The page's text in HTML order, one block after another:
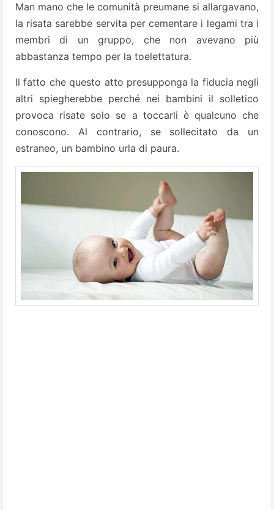
Man mano che le comunità preumane si allargavano,
la risata sarebbe servita per cementare i legami tra i
membri di un gruppo, che non avevano più
abbastanza tempo per la toelettatura.
Il fatto che questo atto presupponga la fiducia negli
altri spiegherebbe perché nei bambini il solletico
provoca risate solo se a toccarli è qualcuno che
conoscono. Al contrario, se sollecitato da un
estraneo, un bambino urla di paura.